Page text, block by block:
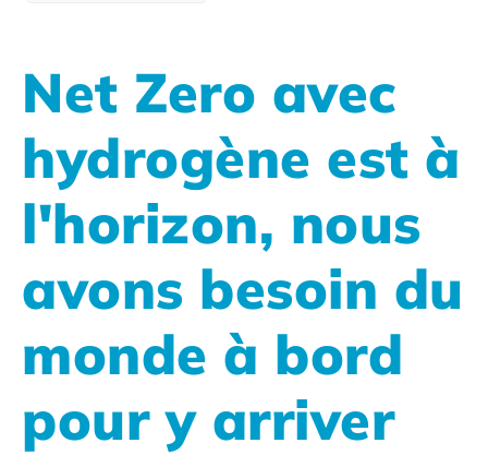
Net Zero avec
hydrogène est à
l'horizon, nous
avons besoin du
monde à bord
pour y arriver